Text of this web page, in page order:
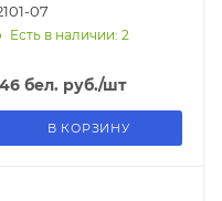
07
Есть в наличии: 2
46бел. руб./шт
В КОРЗИНУ